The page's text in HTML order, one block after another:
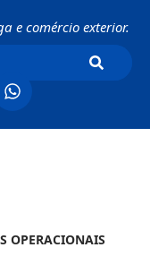
e comércio exterior.
OPERACIONAIS